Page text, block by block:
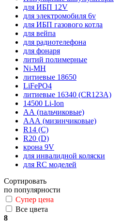
для ИБП 12V
для электромобиля 6v
для ИБП газового котла
для вейпа
для радиотелефона
для фонаря
литий полимерные
Ni-MH
литиевые 18650
LiFePO4
литиевые 16340 (CR123A)
14500 Li-Ion
АА (пальчиковые)
ААА (мизинчиковые)
R14 (C)
R20 (D)
крона 9V
для инвалидной коляски
для RC моделей
Сортировать
по популярности
Супер цена
Все цвета
8